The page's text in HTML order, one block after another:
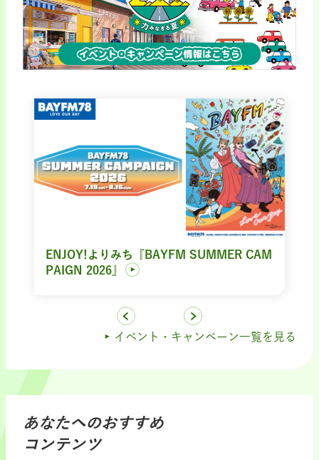
ENJOY!よりみち『BAYFM SUMMER CAM
PAIGN 2026』
イベント・キャンペーン一覧を見る
あなたへのおすすめ
コンテンツ